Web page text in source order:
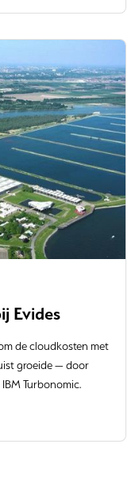
Evides
de cloudkosten met
groeide — door
Turbonomic.